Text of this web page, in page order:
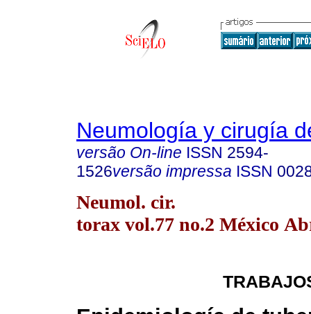
Neumología y cirugía
versão On-line ISSN 2594-
1526versão impressa ISSN
Neumol. cir.
torax vol.77 no.2 México